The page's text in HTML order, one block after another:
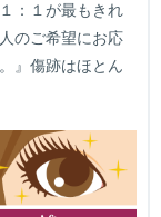
：１が最もきれ
のご希望にお応
』傷跡はほとん